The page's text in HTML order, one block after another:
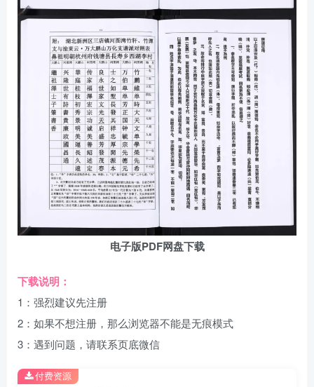
电子版PDF网盘下载
下载说明：
1：强烈建议先注册
2：如果不想注册，那么浏览器不能是无痕模式
3：遇到问题，请联系页底微信
付费资源